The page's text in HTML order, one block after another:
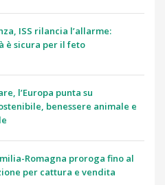
ISS rilancia l’allarme:
è sicura per il feto
l’Europa punta su
benessere animale e
Romagna proroga fino al
per cattura e vendita